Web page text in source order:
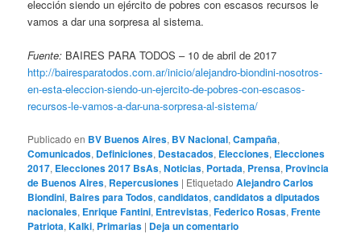
elección siendo un ejército de pobres con escasos recursos le
vamos a dar una sorpresa al sistema.
Fuente: BAIRES PARA TODOS – 10 de abril de 2017
http://bairesparatodos.com.ar/inicio/alejandro-biondini-nosotros-
en-esta-eleccion-siendo-un-ejercito-de-pobres-con-escasos-
recursos-le-vamos-a-dar-una-sorpresa-al-sistema/
Publicado en BV Buenos Aires, BV Nacional,Campaña,
Comunicados, Definiciones, Destacados, Elecciones, Elecciones
2017, Elecciones 2017 BsAs,Noticias, Portada, Prensa, Provincia
de Buenos Aires, Repercusiones | Etiquetado Alejandro Carlos
Biondini, Baires para Todos,candidatos,candidatos a diputados
nacionales, Enrique Fantini, Entrevistas,Federico Rosas,Frente
Patriota,Kalki, Primarias | Deja un comentario